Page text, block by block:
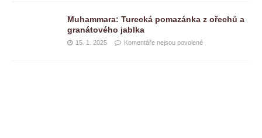
Muhammara: Turecká pomazánka z ořechů a
granátového jablka
15. 1. 2025 Komentáře nejsou povolené